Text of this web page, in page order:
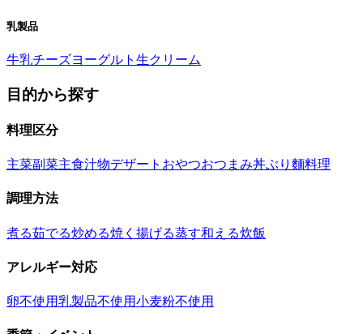
乳製品
牛乳チーズヨーグルト 生クリーム
目的から探す
料理区分
主菜副菜主食汁物デザート おやつおつまみ丼ぶり 麵料理
調理方法
煮る茹でる炒める焼く 揚げる蒸す和える炊飯
アレルギー対応
卵不使用乳製品不使用小麦粉不使用